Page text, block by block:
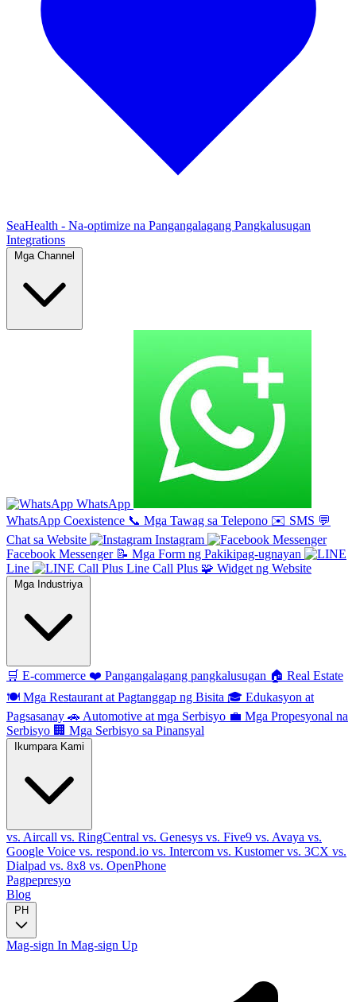
SeaHealth - Na-optimize na Pangangalagang Pangkalusugan
Integrations
Mga Channel
WhatsApp
WhatsApp Coexistence 📞 Mga Tawag sa Telepono ✉️ SMS 💬
Chat sa Website
Instagram
Facebook Messenger 📝 Mga Form ng Pakikipag-ugnayan
Line
Line Call Plus 🧩 Widget ng Website
Mga Industriya
🛒 E-commerce ❤️ Pangangalagang pangkalusugan 🏠 Real Estate
🍽️ Mga Restaurant at Pagtanggap ng Bisita 🎓 Edukasyon at
Pagsasanay 🚗 Automotive at mga Serbisyo 💼 Mga Propesyonal na
Serbisyo 🏢 Mga Serbisyo sa Pinansyal
Ikumpara Kami
vs. Aircall vs. RingCentral vs. Genesys vs. Five9 vs. Avaya vs.
Google Voice vs. respond.io vs. Intercom vs. Kustomervs. 3CX vs.
Dialpad vs. 8x8 vs. OpenPhone
Pagpepresyo
Blog
PH
Mag-sign In Mag-sign Up